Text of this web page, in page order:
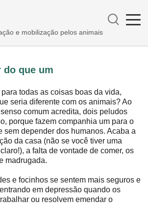
e mobilização pelos animais
do que um
todas as coisas boas da vida,
seria diferente com os animais? Ao
comum acredita, dois peludos
porque fazem companhia um para o
sem depender dos humanos. Acaba a
da casa (não se você tiver uma
a falta de vontade de comer, os
madrugada.
e focinhos se sentem mais seguros e
em depressão quando os
ou resolvem emendar o